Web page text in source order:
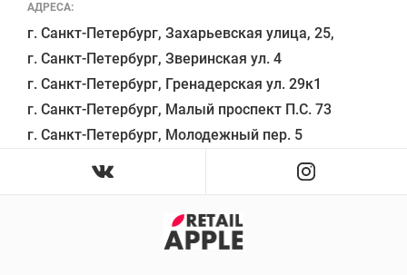
АДРЕСА:
г. Санкт-Петербург, Захарьевская улица, 25,
г. Санкт-Петербург, Зверинская ул. 4
г. Санкт-Петербург, Гренадерская ул. 29к1
г. Санкт-Петербург, Малый проспект П.С. 73